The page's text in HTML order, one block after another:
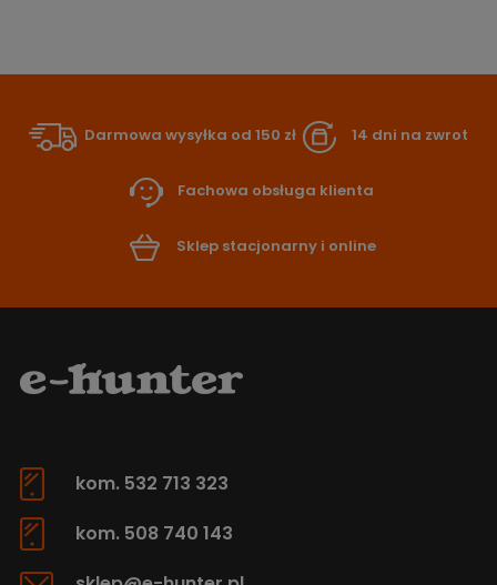
Darmowa wysyłka od 150 zł 14 dni na zwrot
Fachowa obsługa klienta
Sklep stacjonarny i online
kom. 532 713 323
kom. 508 740 143